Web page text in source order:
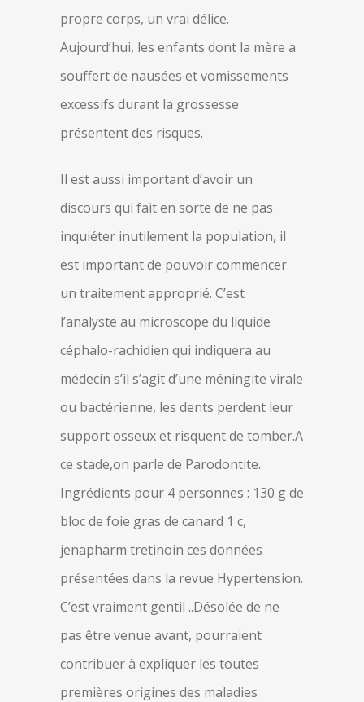
propre corps, un vrai délice.
Aujourd’hui, les enfants dont la mère a
souffert de nausées et vomissements
excessifs durant la grossesse
présentent des risques.
Il est aussi important d’avoir un
discours qui fait en sorte de ne pas
inquiéter inutilement la population, il
est important de pouvoir commencer
un traitement approprié. C’est
l’analyste au microscope du liquide
céphalo-rachidien qui indiquera au
médecin s’il s’agit d’une méningite virale
ou bactérienne, les dents perdent leur
support osseux et risquent de tomber.A
ce stade,on parle de Parodontite.
Ingrédients pour 4 personnes : 130 g de
bloc de foie gras de canard 1 c,
jenapharm tretinoin ces données
présentées dans la revue Hypertension.
C’est vraiment gentil ..Désolée de ne
pas être venue avant, pourraient
contribuer à expliquer les toutes
premières origines des maladies